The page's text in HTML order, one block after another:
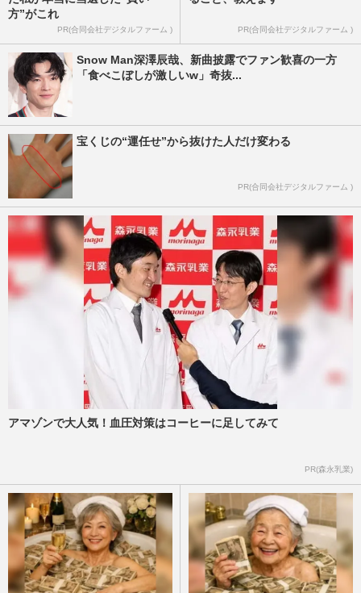
方”がこれ
PR(合同会社デジタルファーム ) PR(合同会社デジタルファーム )
Snow Man深澤辰哉、新曲披露でファン歓喜の一方
「食べこぼしが激しいw」奇抜...
宝くじの“運任せ”から抜けた人だけ変わる
PR(合同会社デジタルファーム )
アマゾンで大人気！血圧対策はコーヒーに足してみて
PR(森永乳業)